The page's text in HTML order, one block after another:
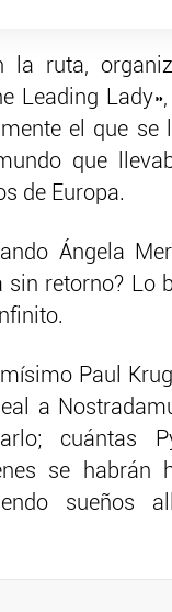
la ruta,
Leading Lady»,
el que se
que
de Europa.
Ángela
sin retorno? Lo
Paul
a
cuántas
se habrán
sueños